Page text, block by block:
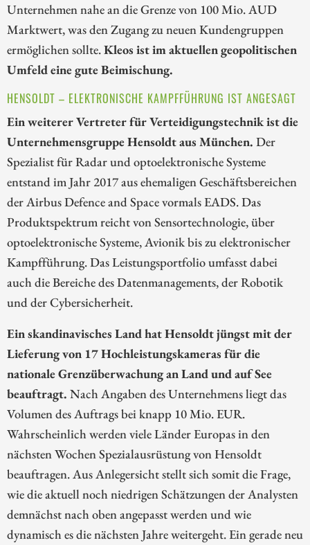
Unternehmen nahe an die Grenze von 100 Mio. AUD
Marktwert, was den Zugang zu neuen Kundengruppen
ermöglichen sollte.Kleos ist im aktuellen geopolitischen
Umfeld eine gute Beimischung.
HENSOLDT – ELEKTRONISCHE KAMPFFÜHRUNG IST ANGESAGT
Ein weiterer Vertreter für Verteidigungstechnik ist die
Unternehmensgruppe Hensoldt aus München. Der
Spezialist für Radar und optoelektronische Systeme
entstand im Jahr 2017 aus ehemaligen Geschäftsbereichen
der Airbus Defence and Space vormals EADS. Das
Produktspektrum reicht von Sensortechnologie, über
optoelektronische Systeme, Avionik bis zu elektronischer
Kampfführung. Das Leistungsportfolio umfasst dabei
auch die Bereiche des Datenmanagements, der Robotik
und der Cybersicherheit.
Ein skandinavisches Land hat Hensoldt jüngst mit der
Lieferung von 17 Hochleistungskameras für die
nationale Grenzüberwachung an Land und auf See
beauftragt. Nach Angaben des Unternehmens liegt das
Volumen des Auftrags bei knapp 10 Mio. EUR.
Wahrscheinlich werden viele Länder Europas in den
nächsten Wochen Spezialausrüstung von Hensoldt
beauftragen. Aus Anlegersicht stellt sich somit die Frage,
wie die aktuell noch niedrigen Schätzungen der Analysten
demnächst nach oben angepasst werden und wie
dynamisch es die nächsten Jahre weitergeht. Ein gerade neu